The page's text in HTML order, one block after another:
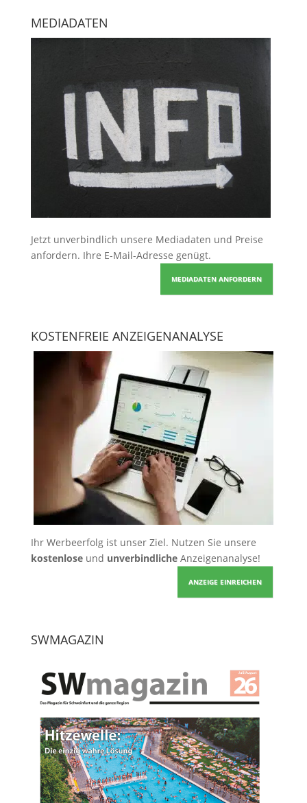
MEDIADATEN
Jetzt unverbindlich unsere Mediadaten und Preise
anfordern. Ihre E-Mail-Adresse genügt.
MEDIADATEN ANFORDERN
KOSTENFREIE ANZEIGENANALYSE
Ihr Werbeerfolg ist unser Ziel. Nutzen Sie unsere
kostenloseund unverbindlicheAnzeigenanalyse!
ANZEIGE EINREICHEN
SWMAGAZIN